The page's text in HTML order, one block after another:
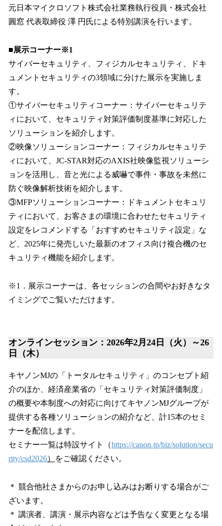
元日本マイクロソフト株式会社業務執行役員・株式会社
圓窓 代表取締役 澤 円氏による特別講演を行います。
■展示コーナー※1
サイバーセキュリティ、フィジカルセキュリティ、ドキ
ュメントセキュリティの3領域に分けた展示を実施しま
す。
①サイバーセキュリティコーナー：サイバーセキュリテ
ィにおいて、セキュリティ対策評価制度基準に対応した
ソリューションを紹介します。
②映像ソリューションコーナー：フィジカルセキュリテ
ィにおいて、JC-STAR対応のAXIS社映像監視ソリューシ
ョンを活用し、音と光による威嚇で事件・事故を未然に
防ぐ映像解析技術を紹介します。
③MFPソリューションコーナー：ドキュメントセキュリ
ティにおいて、お客さまの環境に合わせたセキュリティ
設定をレコメンドする「おすすめセキュリティ設定」な
ど、2025年に発売しいた最新のオフィス向け複合機のセ
キュリティ機能を紹介します。
※1．展示コーナーは、各セッションの合間やお好きなタ
イミングでご覧いただけます。
オンラインセッション：2026年2月24日（火）～26
日（木）
キヤノンMJの「トータルセキュリティ」のコンセプト紹
介のほか、経済産業省の「セキュリティ対策評価制度」
の概要や本制度への対応に向けてキヤノンMJグループが
提供する各種ソリューションの紹介など、計15本のセミ
ナーを配信します。
セミナー一覧は特設サイト（https://canon.jp/biz/solution/secu
rity/csd2026） をご確認ください。
＊ 競合他社さまからのお申し込みはお断りする場合がご
ざいます。
＊ 講演者、講演・展示内容などは予告なく変更となる場